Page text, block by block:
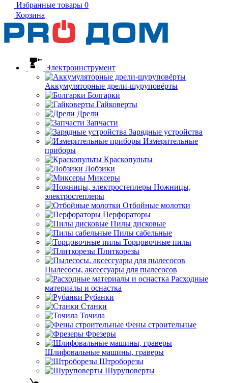
Избранные товары 0
Корзина
Электроинструмент
Аккумуляторные дрели-шуруповёрты
Болгарки
Гайковерты
Дрели
Запчасти
Зарядные устройства
Измерительные
приборы
Краскопульты
Лобзики
Миксеры
Ножницы,
электростеплеры
Отбойные молотки
Перфораторы
Пилы дисковые
Пилы сабельные
Торцовочные пилы
Плиткорезы
Пылесосы, аксессуары для пылесосов
Расходные
материалы и оснастка
Рубанки
Станки
Точила
Фены строительные
Фрезеры
Шлифовальные машины, граверы
Штроборезы
Шуруповерты